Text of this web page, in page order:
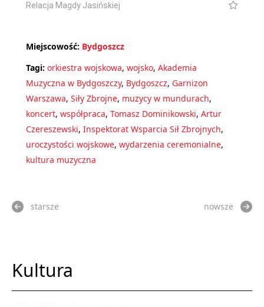
Relacja Magdy Jasińskiej
Miejscowość: Bydgoszcz
Tagi: orkiestra wojskowa, wojsko, Akademia
Muzyczna w Bydgoszczy, Bydgoszcz, Garnizon
Warszawa, Siły Zbrojne, muzycy w mundurach,
koncert, współpraca, Tomasz Dominikowski, Artur
Czereszewski, Inspektorat Wsparcia Sił Zbrojnych,
uroczystości wojskowe, wydarzenia ceremonialne,
kultura muzyczna
starsze nowsze
Kultura